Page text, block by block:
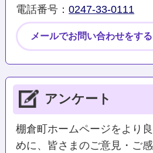
電話番号：0247-33-0111
メールでお問い合わせをする
アンケート
棚倉町ホームページをより
めに、皆さまのご意見・ご